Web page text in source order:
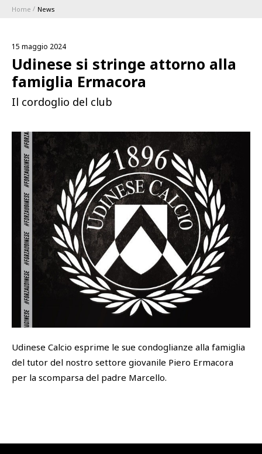
1896 MEMBERSHIP PROGRAM
STAGIONE
Serie A
Coppa Italia
Calendari e Risultati
Classifiche
Academy
Cattedra Universidad Europea
BLUENERGY STADIUM
MEETING CENTER
SPONSOR
SQUADRE
SHOP
PHOTOGALLERY
Home News
15 maggio 2024
Udinese si stringe attorno alla
famiglia Ermacora
Il cordoglio del club
Udinese Calcio esprime le sue condoglianze alla famiglia
del tutor del nostro settore giovanile Piero Ermacora
per la scomparsa del padre Marcello.